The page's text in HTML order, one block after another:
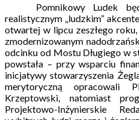
Pomnikowy Ludek
realistycznym „ludzkim”
otwartej w lipcu zeszłego
zmodernizowanym
odcinku od Mostu Długiego w
powstała – przy wsparciu
inicjatywy stowarzyszenia
merytoryczną
Krzeptowski, natomiast
Projektowo-Inżynierskie